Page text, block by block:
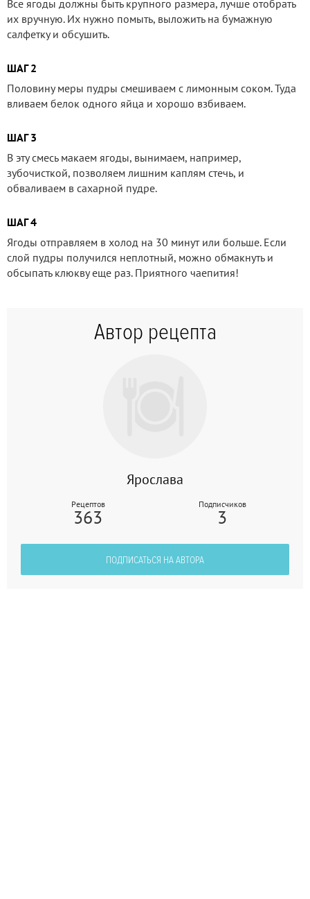
Все ягоды должны быть крупного размера, лучше отобрать
их вручную. Их нужно помыть, выложить на бумажную
салфетку и обсушить.
ШАГ 2
Половину меры пудры смешиваем с лимонным соком. Туда
вливаем белок одного яйца и хорошо взбиваем.
ШАГ 3
В эту смесь макаем ягоды, вынимаем, например,
зубочисткой, позволяем лишним каплям стечь, и
обваливаем в сахарной пудре.
ШАГ 4
Ягоды отправляем в холод на 30 минут или больше. Если
слой пудры получился неплотный, можно обмакнуть и
обсыпать клюкву еще раз. Приятного чаепития!
Автор рецепта
Ярослава
Рецептов
363
Подписчиков
3
ПОДПИСАТЬСЯ НА АВТОРА